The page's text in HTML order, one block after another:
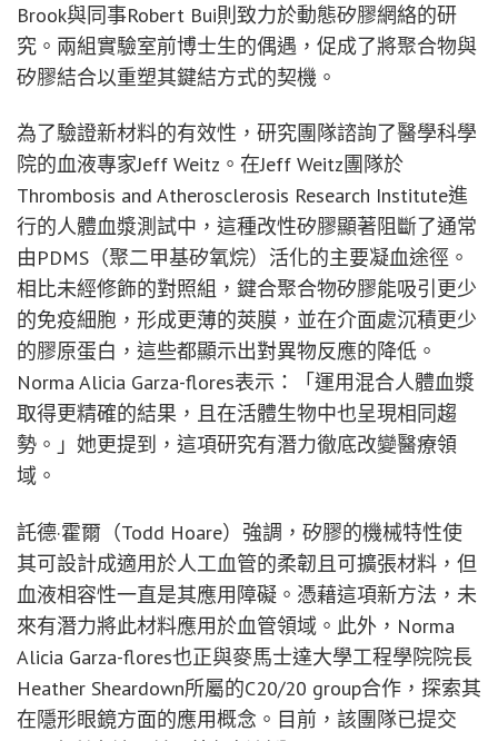
Brook與同事Robert Bui則致力於動態矽膠網絡的研
究。兩組實驗室前博士生的偶遇，促成了將聚合物與
矽膠結合以重塑其鍵結方式的契機。
為了驗證新材料的有效性，研究團隊諮詢了醫學科學
院的血液專家Jeff Weitz。在Jeff Weitz團隊於
Thrombosis and Atherosclerosis Research Institute進
行的人體血漿測試中，這種改性矽膠顯著阻斷了通常
由PDMS（聚二甲基矽氧烷）活化的主要凝血途徑。
相比未經修飾的對照組，鍵合聚合物矽膠能吸引更少
的免疫細胞，形成更薄的莢膜，並在介面處沉積更少
的膠原蛋白，這些都顯示出對異物反應的降低。
Norma Alicia Garza-flores表示：「運用混合人體血漿
取得更精確的結果，且在活體生物中也呈現相同趨
勢。」她更提到，這項研究有潛力徹底改變醫療領
域。
託德·霍爾（Todd Hoare）強調，矽膠的機械特性使
其可設計成適用於人工血管的柔韌且可擴張材料，但
血液相容性一直是其應用障礙。憑藉這項新方法，未
來有潛力將此材料應用於血管領域。此外，Norma
Alicia Garza-flores也正與麥馬士達大學工程學院院長
Heather Sheardown所屬的C20/20 group合作，探索其
在隱形眼鏡方面的應用概念。目前，該團隊已提交